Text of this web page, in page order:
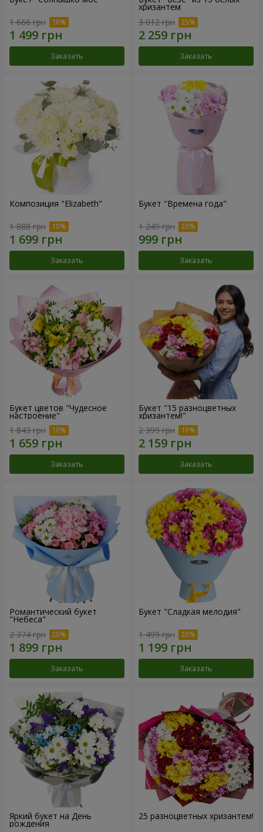
1 666 грн
Заказать
хризантем
3 012 грн
Заказать
Композиция "Elizabeth"
1 888 грн
Заказать
Букет "Времена года"
1 249 грн
Заказать
Букет цветов "Чудесное
настроение"
1 843 грн
Заказать
Букет "15 разноцветных
хризантем!"
2 399 грн
Заказать
Романтический букет
"Небеса"
2 374 грн
Заказать
Букет "Сладкая мелодия"
1 499 грн
Заказать
Яркий букет на День
рождения
25 разноцветных хризантем!